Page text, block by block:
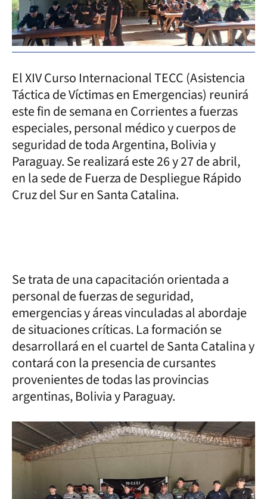
El XIV Curso Internacional TECC (Asistencia
Táctica de Víctimas en Emergencias) reunirá
este fin de semana en Corrientes a fuerzas
especiales, personal médico y cuerpos de
seguridad de toda Argentina, Bolivia y
Paraguay. Se realizará este 26 y 27 de abril,
en la sede de Fuerza de Despliegue Rápido
Cruz del Sur en Santa Catalina.
Se trata de una capacitación orientada a
personal de fuerzas de seguridad,
emergencias y áreas vinculadas al abordaje
de situaciones críticas. La formación se
desarrollará en el cuartel de Santa Catalina y
contará con la presencia de cursantes
provenientes de todas las provincias
argentinas, Bolivia y Paraguay.